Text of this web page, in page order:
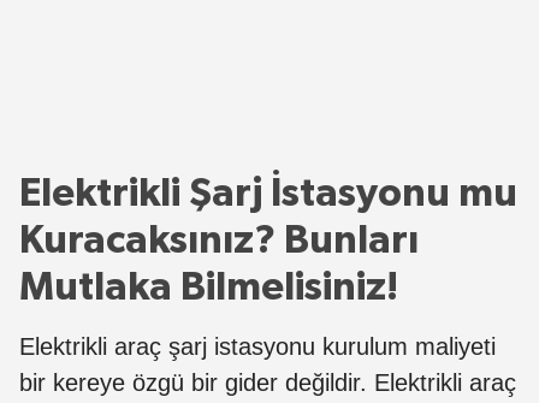
Elektrikli Şarj İstasyonu mu
Kuracaksınız? Bunları
Mutlaka Bilmelisiniz!
Elektrikli araç şarj istasyonu kurulum maliyeti
bir kereye özgü bir gider değildir. Elektrikli araç